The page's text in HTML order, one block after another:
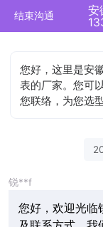
结束沟通
您好，这里是安
表的厂家。您可
您联络，为您选
锐**f
您好，欢迎光临